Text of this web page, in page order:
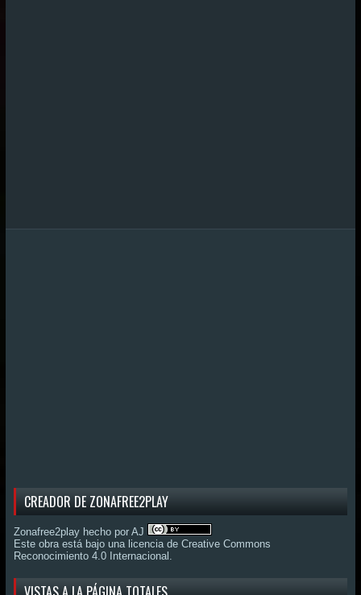
CREADOR DE ZONAFREE2PLAY
Zonafree2play hecho por AJ
Este obra está bajo una licencia de Creative Commons
Reconocimiento 4.0 Internacional